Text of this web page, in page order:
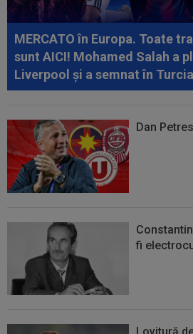
14:59
Abia aștepta! Carragher l-a
Salah: "Mă gândeam că vrea să...
MERCATO în Europa. Toate
sunt AICI! Mohamed Salah a
Liverpool și a semnat în Turcia
Dan
fi